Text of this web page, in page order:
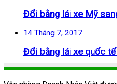
Đổi bằng lái xe Mỹ
14 Tháng 7, 2017
Đổi bằng lái xe quốc